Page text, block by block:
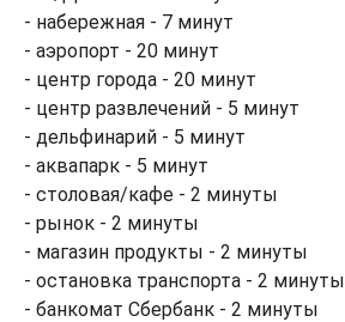
- набережная - 7 минут
- аэропорт - 20 минут
- центр города - 20 минут
- центр развлечений - 5 минут
- дельфинарий - 5 минут
- аквапарк - 5 минут
- столовая/кафе - 2 минуты
- рынок - 2 минуты
- магазин продукты - 2 минуты
- остановка транспорта - 2 минуты
- банкомат Сбербанк - 2 минуты